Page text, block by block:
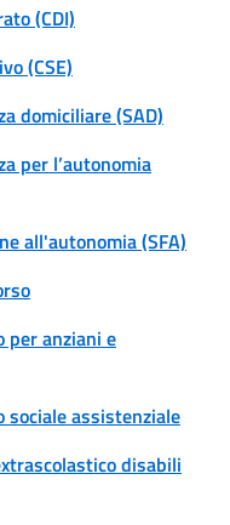
(CDI)
(CSE)
domiciliare (SAD)
per l’autonomia
all'autonomia (SFA)
per anziani e
sociale assistenziale
disabili